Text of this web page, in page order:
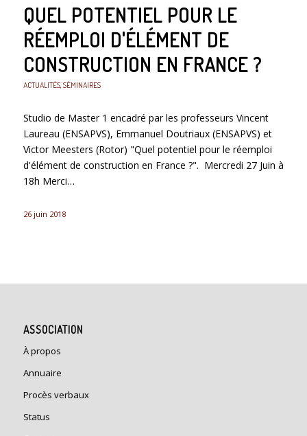
QUEL POTENTIEL POUR LE
RÉEMPLOI D'ÉLÉMENT DE
CONSTRUCTION EN FRANCE ?
ACTUALITÉS, SÉMINAIRES
Studio de Master 1 encadré par les professeurs Vincent
Laureau (ENSAPVS), Emmanuel Doutriaux (ENSAPVS) et
Victor Meesters (Rotor) "Quel potentiel pour le réemploi
d'élément de construction en France ?". Mercredi 27 Juin à
18h Merci…
26 juin 2018
ASSOCIATION
À propos
Annuaire
Procès verbaux
Status